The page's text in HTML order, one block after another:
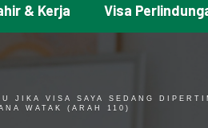
Podemos ayudarte en español.
có hỗ trợ tiếng Việt.
& Kerja Visa
JIKA VISA SAYA SEDANG
WATAK (ARAH 110)